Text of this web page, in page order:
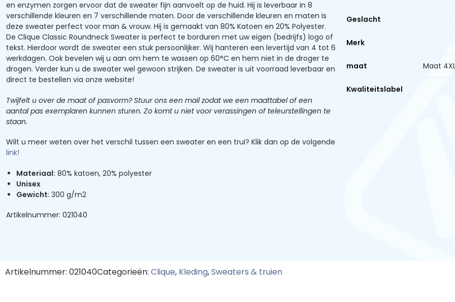
en enzymen zorgen ervoor dat de sweater fijn aanvoelt op de huid. Hij is leverbaar in 8
verschillende kleuren en 7 verschillende maten. Door de verschillende kleuren en maten is
deze sweater perfect voor man & vrouw. Hij is gemaakt van 80% Katoen en 20% Polyester.
De Clique Classic Roundneck Sweater is perfect te borduren met uw eigen (bedrijfs) logo of
tekst. Hierdoor wordt de sweater een stuk persoonlijker. Wij hanteren een levertijd van 4 tot 6
werkdagen. Ook bevelen wij u aan om hem te wassen op 60°C en hem niet in de droger te
drogen. Verder kun u de sweater wel gewoon strijken. De sweater is uit voorraad leverbaar en
direct te bestellen via onze website!
Twijfelt u over de maat of pasvorm? Stuur ons een mail zodat we een maattabel of een
aantal pas exemplaren kunnen sturen. Zo komt u niet voor verassingen of teleurstellingen te
staan.
Wilt u meer weten over het verschil tussen een sweater en een trui? Klik dan op de volgende
link!
Materiaal: 80% katoen, 20% polyester
Unisex
Gewicht: 300 g/m2
Artikelnummer: 021040
Geslacht
Merk
maat Maat
Kwaliteitslabel
Artikelnummer: 021040Categorieën: Clique, Kleding,Sweaters & truien